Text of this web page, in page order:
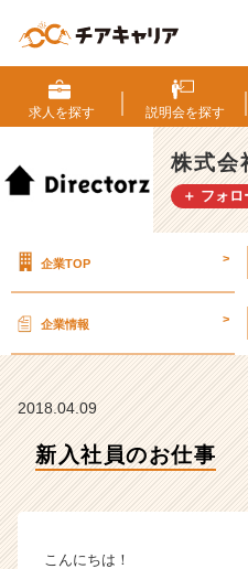
入
社
員
の
お
仕
会
ィ
ー
ズ
求人を探す 説明会を探す
株式会
＋ フォロ
企業TOP >
企業情報 >
2018.04.09
新入社員のお仕事
こんにちは！